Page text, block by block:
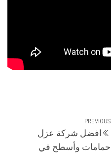
Previous
Post
PREVIOUS
افضل شركة عزل
حمامات وأسطح في